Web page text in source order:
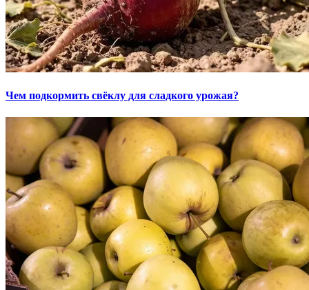
Чем подкормить свёклу для сладкого урожая?